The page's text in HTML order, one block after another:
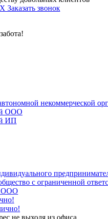
Заказать звонок
некоммерческой
ООО
ИП
с ограниченной
ООО
не выходя из офиса